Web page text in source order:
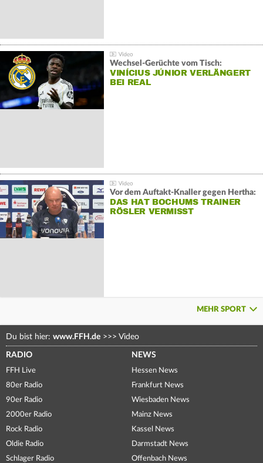
Wechsel-Gerüchte vom Tisch:
VINÍCIUS JÚNIOR VERLÄNGERT
BEI REAL
Vor dem Auftakt-Knaller gegen Hertha:
DAS HAT BOCHUMS TRAINER
RÖSLER VERMISST
MEHR SPORT
Du bist hier: www.FFH.de >>> Video
RADIO
FFH Live
80er Radio
90er Radio
2000er Radio
Rock Radio
Oldie Radio
Schlager Radio
NEWS
Hessen News
Frankfurt News
Wiesbaden News
Mainz News
Kassel News
Darmstadt News
Offenbach News